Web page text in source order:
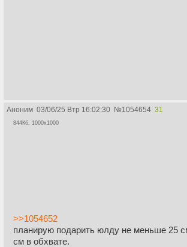
Аноним 03/06/25 Втр 16:02:30 №1054654 31
844Кб, 1000x1000
>>1054652
планирую подарить юлду не меньше 25
см в обхвате.